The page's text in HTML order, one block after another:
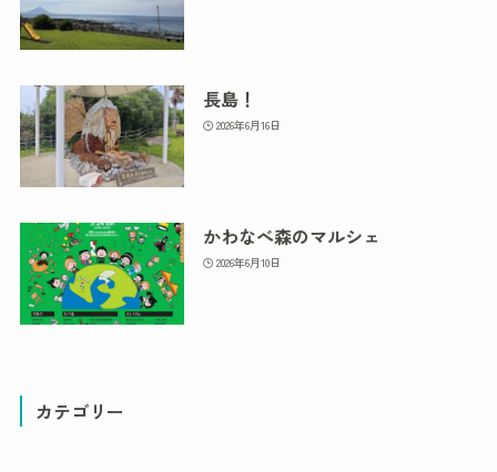
長島！
2026年6月16日
かわなべ森のマルシェ
2026年6月10日
カテゴリー